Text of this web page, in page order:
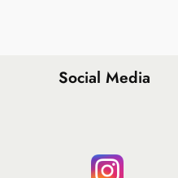
Social Media